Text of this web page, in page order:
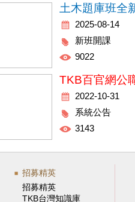
2025-08-14
新班開課
9022
TKB百官網公
2022-10-31
系統公告
3143
招募精英
招募精英
TKB台灣知識庫